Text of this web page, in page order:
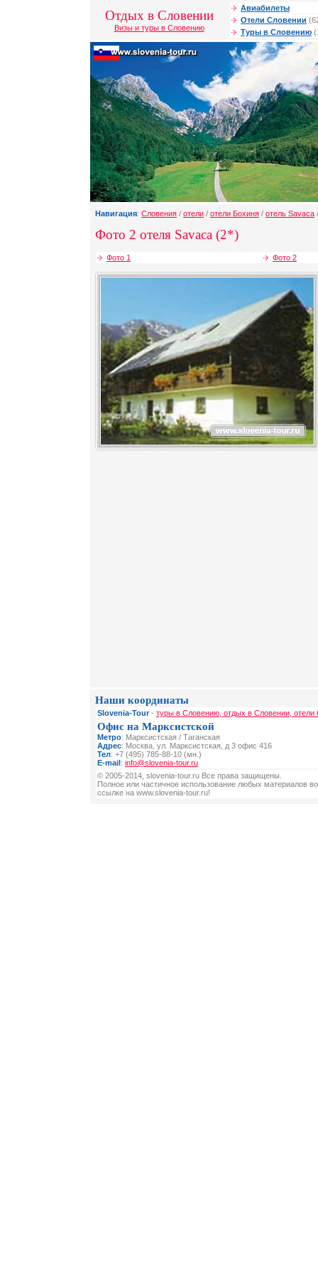
Отдых в Словении
Визы и туры в Словению
Авиабилеты
Отели Словении
Туры в Словению
Навигация: Словения / отели / отели Бохиня / отель Savaca
Фото 2 отеля Savaca (2*)
Фото 1 Фото 2
Наши координаты
Slovenia-Tour- туры в Словению, отдых в Словении,
Офис на Марксистской
Метро: Марксистская / Таганская
Адрес: Москва, ул. Марксистская, д 3 офис 416
Тел: +7 (495) 785-88-10 (мн.)
E-mail: info@slovenia-tour.ru
© 2005-2014, slovenia-tour.ru Все права защищены.
Полное или частичное использование любых материалов
ссылке на www.slovenia-tour.ru!